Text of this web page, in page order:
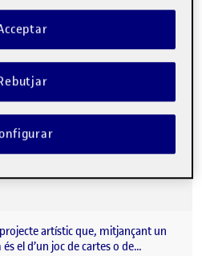
comentari
artístic que, mitjançant un
el d’un joc de cartes o de…